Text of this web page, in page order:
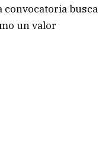
convocatoria busca
un valor